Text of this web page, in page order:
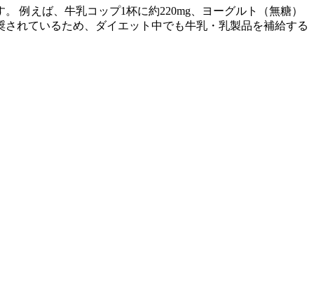
例えば、牛乳コップ1杯に約220mg、ヨーグルト（無糖）
れているため、ダイエット中でも牛乳・乳製品を補給する